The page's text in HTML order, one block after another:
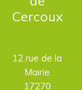
Cercoux
12 rue de la
Mairie
17270